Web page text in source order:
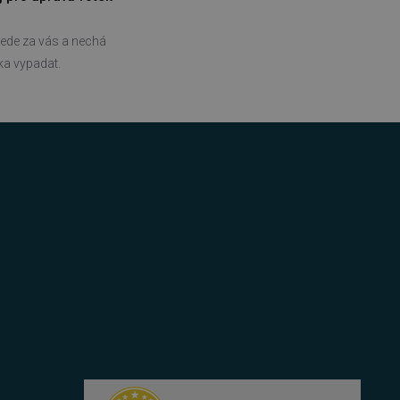
za vás a nechá
vypadat.
lidmi a roboty. To je pro
v nákupním košíku
PHP. Toto je
relací
číslo, jeho použití
lidmi a roboty. To je pro
PHP. Toto je